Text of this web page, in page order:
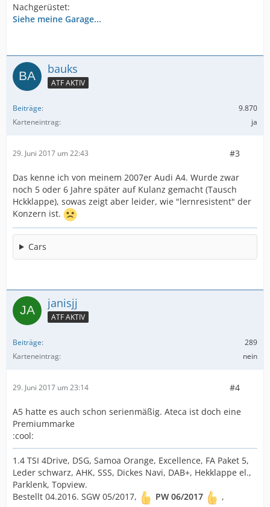
Nachgerüstet:
Siehe meine Garage...
bauks
ATF AKTIV
Beiträge
9.870
Karteneintrag
ja
29. Juni 2017 um 22:43 #3
Das kenne ich von meinem 2007er Audi A4. Wurde zwar
noch 5 oder 6 Jahre später auf Kulanz gemacht (Tausch
Hckklappe), sowas zeigt aber leider, wie "lernresistent" der
Konzern ist.
Cars
janisjj
ATF AKTIV
Beiträge
289
Karteneintrag
nein
29. Juni 2017 um 23:14 #4
A5 hatte es auch schon serienmäßig. Ateca ist doch eine
Premiummarke
:cool:
1.4 TSI 4Drive, DSG, Samoa Orange, Excellence, FA Paket 5,
Leder schwarz, AHK, SSS, Dickes Navi, DAB+, Hekklappe el.,
Parklenk, Topview.
Bestellt 04.2016. SGW 05/2017,
PW 06/2017
,